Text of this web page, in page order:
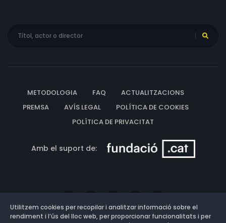
METODOLOGIA FAQ
ACTUALITZACIONS
PREMSA
AVÍS LEGAL
POLÍTICA DE COOKIES
POLÍTICA DE PRIVACITAT
Amb el suport de:
Utilitzem cookies per recopilar i analitzar informació sobre el
rendiment i l’ús del lloc web, per proporcionar funcionalitats i per